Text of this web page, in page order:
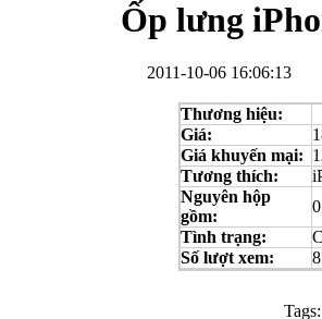
Bao da Samsung Galaxy S3 Mini i8190 Flip
Ốp lưng
2011-10-06 16:06:13
Thương hiệu:
Giá:
Giá khuyến mại:
Tương thích:
Nguyên hộp
gồm:
Tình trạng:
Số lượt xem:
Tags: